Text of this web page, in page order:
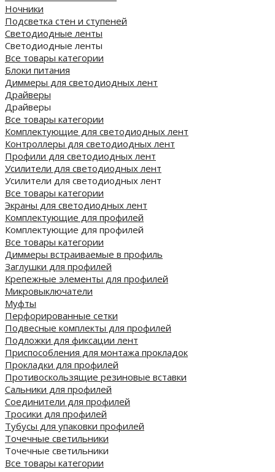
Ночники
Подсветка стен и ступеней
Светодиодные ленты
Светодиодные ленты
Все товары категории
Блоки питания
Диммеры для светодиодных лент
Драйверы
Драйверы
Все товары категории
Комплектующие для светодиодных лент
Контроллеры для светодиодных лент
Профили для светодиодных лент
Усилители для светодиодных лент
Усилители для светодиодных лент
Все товары категории
Экраны для светодиодных лент
Комплектующие для профилей
Комплектующие для профилей
Все товары категории
Диммеры встраиваемые в профиль
Заглушки для профилей
Крепежные элементы для профилей
Микровыключатели
Муфты
Перфорированные сетки
Подвесные комплекты для профилей
Подложки для фиксации лент
Приспособления для монтажа прокладок
Прокладки для профилей
Противоскользящие резиновые вставки
Сальники для профилей
Соединители для профилей
Тросики для профилей
Тубусы для упаковки профилей
Точечные светильники
Точечные светильники
Все товары категории